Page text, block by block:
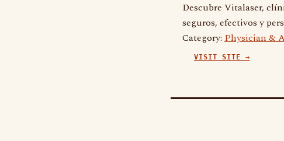
Descubre Vitalaser,
seguros, efectivos y
Category: Physician &
VISIT SITE →